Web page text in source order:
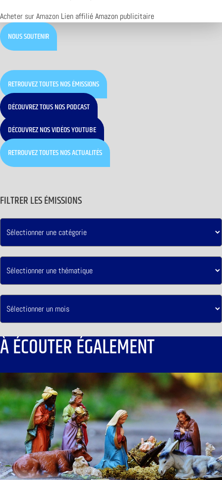
Acheter sur Amazon Lien affilié Amazon publicitaire
NOUS SOUTENIR
RETROUVEZ TOUTES NOS ÉMISSIONS
DÉCOUVREZ TOUS NOS PODCAST
DÉCOUVREZ NOS VIDÉOS YOUTUBE
RETROUVEZ TOUTES NOS ACTUALITÉS
FILTRER LES ÉMISSIONS
À ÉCOUTER ÉGALEMENT